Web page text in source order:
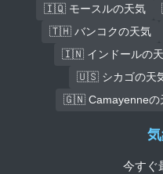
🇮🇶 モースルの天気
🇹🇭 バンコクの天気
🇮🇳 インドールの
🇺🇸 シカゴの天
🇬🇳 Camayenneの
今すぐ